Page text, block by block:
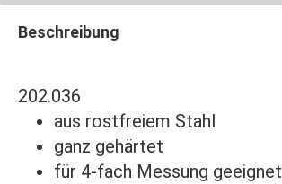
Beschreibung
202.036
aus rostfreiem Stahl
ganz gehärtet
für 4-fach Messung geeignet